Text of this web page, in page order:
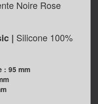
Noire Rose
| Silicone 100%
: 95 mm